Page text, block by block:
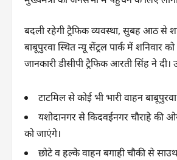
बदली रहेगी ट्रैफिक व्यवस्था, सुबह आठ से
बाबूपुरवा स्थित न्यू सेंट्रल पार्क में शनिवार
जानकारी डीसीपी ट्रैफिक आरती सिंह ने
टाटमिल से कोई भी भारी वाहन
यशोदानगर से किदवईनगर चौराहे की
को जाएंगे।
छोटे व हल्के वाहन बगाही चौकी से